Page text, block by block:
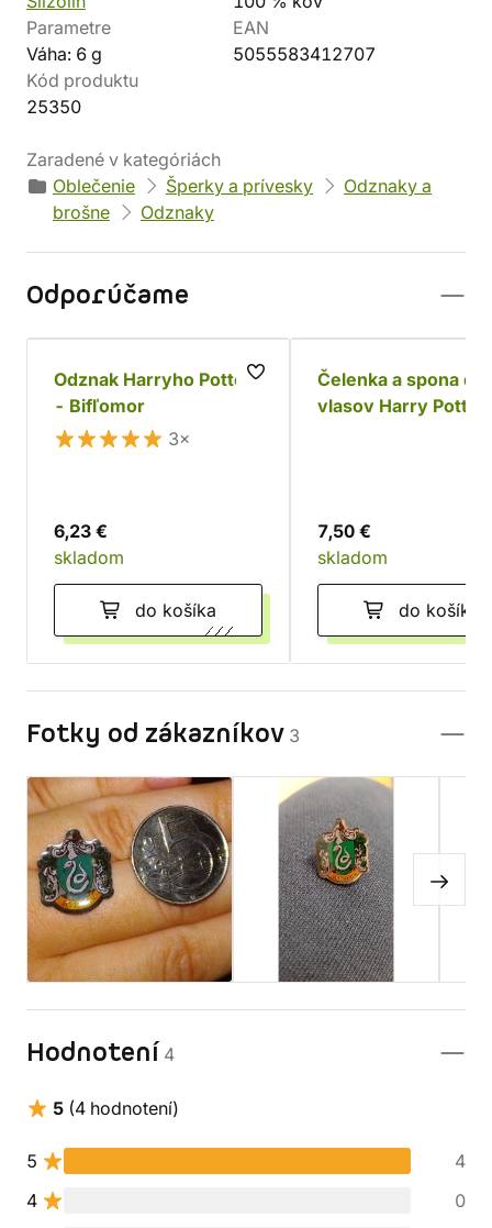
Parametre
Váha: 6 g
EAN
5055583412707
Kód produktu
25350
Zaradené v kategóriách
Oblečenie
Šperky a prívesky
Odznaky a
brošne
Odznaky
Odporúčame
Odznak Harryho Pottera
- Bifľomor
3×
6,23 €
skladom
do košíka
Čelenka a spona do
vlasov Harry
7,50 €
skladom
do košíka
Fotky od zákazníkov 3
Hodnotení 4
5 (4 hodnotení)
5
4
4
0